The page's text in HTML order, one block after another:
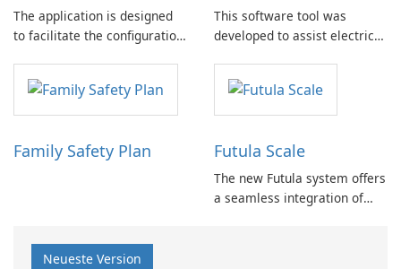
The application is designed
to facilitate the configuration
eDash racing dashboard.
Users can seek assistance
from the dealer where the
access comprehensive
This software tool was
developed to assist electrical
rapid calculations of
fundamental electrical
parameters such as current,
are essential for tasks like
wire sizing and system
analysis.
Family Safety Plan Futula Scale
The new Futula system offers
a seamless integration of
Neueste Version